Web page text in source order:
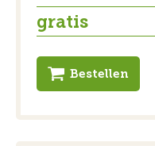
gratis
Bestellen